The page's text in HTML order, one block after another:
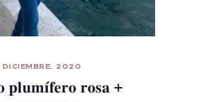
DICIEMBRE, 2020
plumífero rosa +